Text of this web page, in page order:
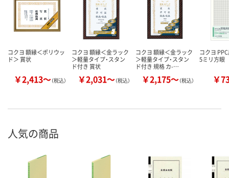
コクヨ 額縁＜ポリウッ
ド＞ 賞状
￥2,413～（税込）
コクヨ 額縁＜金ラック
＞軽量タイプ・スタン
ド付き 賞状
￥2,031～（税込）
コクヨ 額縁＜金ラック
＞軽量タイプ・スタン
ド付き 規格 カ-…
￥2,175～（税込）
コクヨ
5ミリ方眼
￥
人気の商品